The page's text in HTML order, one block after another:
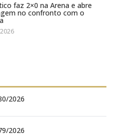
faz 2×0 na Arena e abre
no confronto com o
2026
2026